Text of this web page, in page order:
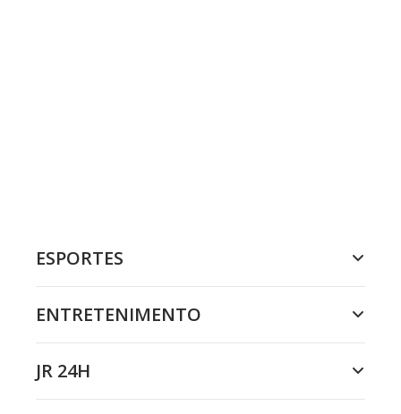
ESPORTES
ENTRETENIMENTO
JR 24H